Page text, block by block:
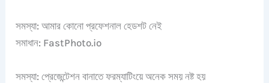
সমস্যা: আমার কোনো প্রফেশনাল হেডশট নেই
সমাধান: FastPhoto.io
সমস্যা: প্রেজেন্টেশন বানাতে ফরম্যাটিংয়ে অনেক সময় নষ্ট হয়